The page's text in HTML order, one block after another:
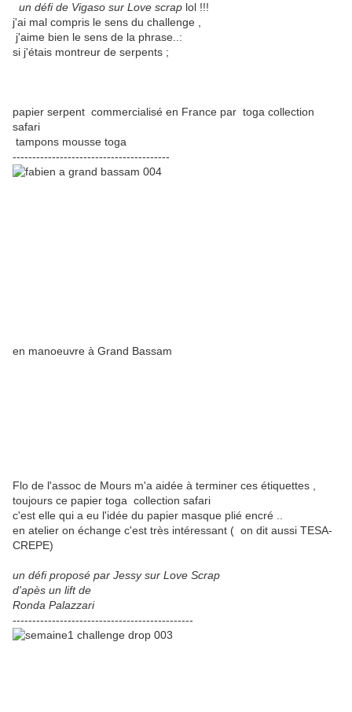
un défi de Vigaso sur Love scrap lol !!!
j'ai mal compris le sens du challenge ,
j'aime bien le sens de la phrase..:
si j'étais montreur de serpents ;
papier serpent commercialisé en France par toga collection
safari
tampons mousse toga
----------------------------------------
en manoeuvre à Grand Bassam
Flo de l'assoc de Mours m'a aidée à terminer ces étiquettes ,
toujours ce papier toga collection safari
c'est elle qui a eu l'idée du papier masque plié encré ..
en atelier on échange c'est très intéressant ( on dit aussi TESA-
CREPE)
un défi proposé par Jessy sur Love Scrap
d'apès un lift de
Ronda Palazzari
----------------------------------------------